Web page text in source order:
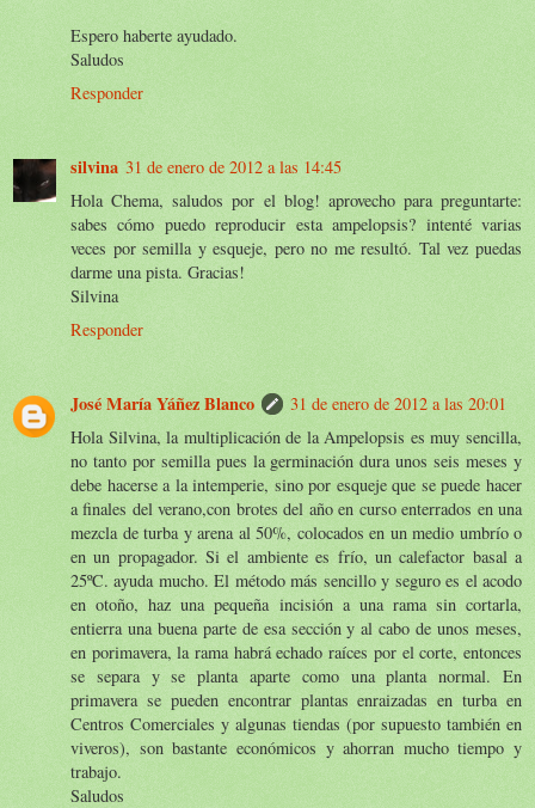
Espero haberte ayudado.
Saludos
Responder
silvina 31 de enero de 2012 a las 14:45
Hola Chema, saludos por el blog! aprovecho para preguntarte:
sabes cómo puedo reproducir esta ampelopsis? intenté varias
veces por semilla y esqueje, pero no me resultó. Tal vez puedas
darme una pista. Gracias!
Silvina
Responder
José María Yáñez Blanco
31 de enero de 2012 a las 20:01
Hola Silvina, la multiplicación de la Ampelopsis es muy sencilla,
no tanto por semilla pues la germinación dura unos seis meses y
debe hacerse a la intemperie, sino por esqueje que se puede hacer
a finales del verano,con brotes del año en curso enterrados en una
mezcla de turba y arena al 50%, colocados en un medio umbrío o
en un propagador. Si el ambiente es frío, un calefactor basal a
25ºC. ayuda mucho. El método más sencillo y seguro es el acodo
en otoño, haz una pequeña incisión a una rama sin cortarla,
entierra una buena parte de esa sección y al cabo de unos meses,
en porimavera, la rama habrá echado raíces por el corte, entonces
se separa y se planta aparte como una planta normal. En
primavera se pueden encontrar plantas enraizadas en turba en
Centros Comerciales y algunas tiendas (por supuesto también en
viveros), son bastante económicos y ahorran mucho tiempo y
trabajo.
Saludos